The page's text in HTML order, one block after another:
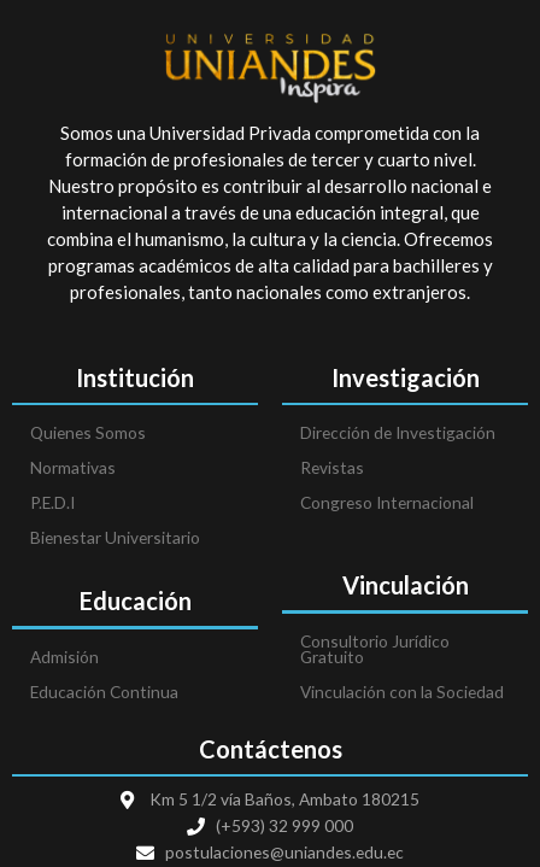
Somos una Universidad Privada comprometida con la
formación de profesionales de tercer y cuarto nivel.
Nuestro propósito es contribuir al desarrollo nacional e
internacional a través de una educación integral, que
combina el humanismo, la cultura y la ciencia. Ofrecemos
programas académicos de alta calidad para bachilleres y
profesionales, tanto nacionales como extranjeros.
Institución
Quienes Somos
Normativas
P.E.D.I
Bienestar Universitario
Educación
Admisión
Educación Continua
Investigación
Dirección de Investigación
Revistas
Congreso Internacional
Vinculación
Consultorio Jurídico
Gratuito
Vinculación con la Sociedad
Contáctenos
Km 5 1/2 vía Baños, Ambato 180215
(+593) 32 999 000
postulaciones@uniandes.edu.ec